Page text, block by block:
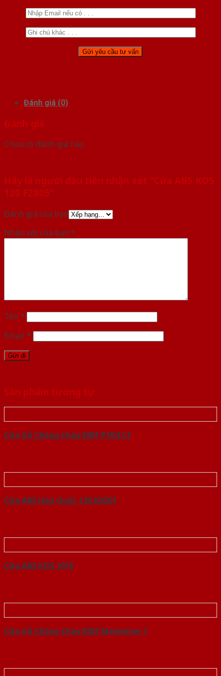
Đánh giá (0)
Đánh giá
Chưa có đánh giá nào.
Hãy là người đầu tiên nhận xét “Cửa ABS KOS
120 FZ805”
Đánh giá của bạn
Nhận xét của bạn *
Tên *
Email *
Sản phẩm tương tự
Cửa Gỗ Chống Cháy MDF P1R4 C1
Cửa ABS Hàn Quốc 120 K0201
Cửa ABS KOS 101E
Cửa Gỗ Chống Cháy MDF Melamine 1